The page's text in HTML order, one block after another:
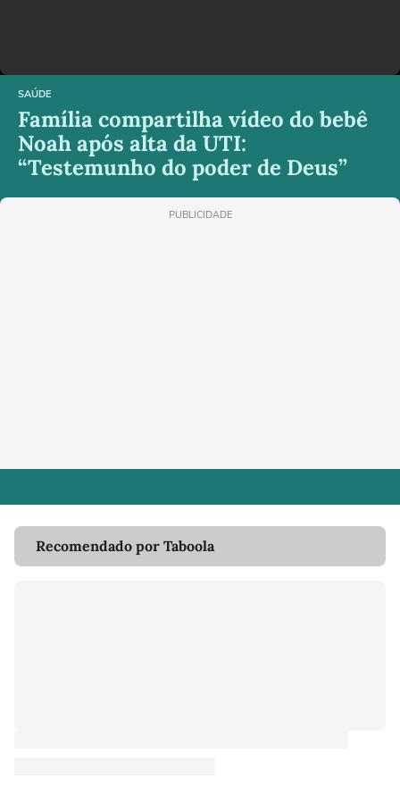
SAÚDE
Família compartilha vídeo do bebê
Noah após alta da UTI:
“Testemunho do poder de Deus”
PUBLICIDADE
Recomendado por Taboola